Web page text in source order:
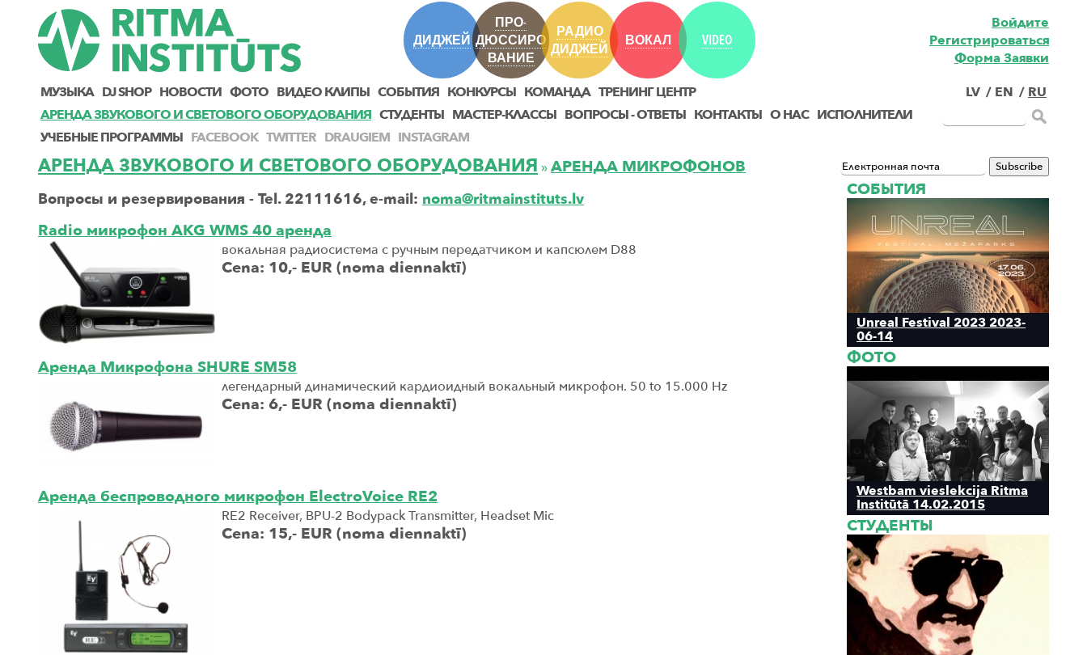
ДИДЖЕЙ
ПРО-
ДЮССИРО
ВАНИЕ
РАДИО
ДИДЖЕЙ
ВОКАЛ VIDEO
Войдите
Pегистрироваться
Форма Заявки
МУЗЫКА DJ SHOP НОВОСТИ ФОТО ВИДЕО КЛИПЫ СОБЫТИЯ КОНКУРСЫ КОМАНДА ТРЕНИНГ ЦЕНТР
AРЕНДА ЗВУКОВОГО И СВЕТОВОГО ОБОРУДОВАНИЯ СТУДЕНТЫ МАСТЕР-КЛАССЫ ВОПРОСЫ - ОТВЕТЫ КОНТАКТЫ О НАС ИСПОЛНИТЕЛИ
УЧЕБНЫЕ ПРОГРАММЫ FACEBOOK TWITTER DRAUGIEM INSTAGRAM
LV / EN / RU
AРЕНДА ЗВУКОВОГО И СВЕТОВОГО ОБОРУДОВАНИЯ »AРЕНДА MИКРОФОНОВ
Вопросы и резервирования - Tel. 22111616, e-mail: noma@ritmainstituts.lv
Radio микрофон AKG WMS 40 аренда
вокальная радиосистема с ручным передатчиком и капсюлем D88
Cena: 10,- EUR (noma diennaktī)
Аренда Mикрофонa SHURE SM58
легендарный динамический кардиоидный вокальный микрофон. 50 to 15.000 Hz
Cena: 6,- EUR (noma diennaktī)
Аренда беспроводного микрофон ElectroVoice RE2
RE2 Receiver, BPU-2 Bodypack Transmitter, Headset Mic
Cena: 15,- EUR (noma diennaktī)
СОБЫТИЯ
Unreal Festival 2023 2023-
06-14
ФОТО
Westbam vieslekcija Ritma
Institūtā 14.02.2015
СТУДЕНТЫ